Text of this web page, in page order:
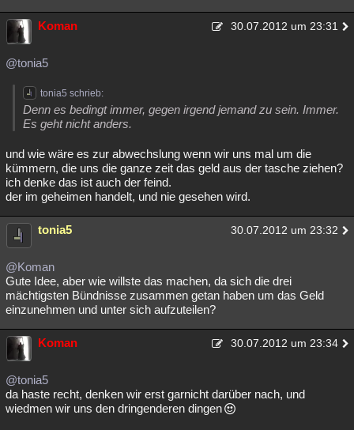
Koman 30.07.2012 um 23:31
@tonia5
tonia5 schrieb:
Denn es bedingt immer, gegen irgend jemand zu sein. Immer.
Es geht nicht anders.
und wie wäre es zur abwechslung wenn wir uns mal um die
kümmern, die uns die ganze zeit das geld aus der tasche ziehen?
ich denke das ist auch der feind.
der im geheimen handelt, und nie gesehen wird.
tonia5 30.07.2012 um 23:32
@Koman
Gute Idee, aber wie willste das machen, da sich die drei
mächtigsten Bündnisse zusammen getan haben um das Geld
einzunehmen und unter sich aufzuteilen?
Koman 30.07.2012 um 23:34
@tonia5
da haste recht, denken wir erst garnicht darüber nach, und
wiedmen wir uns den dringenderen dingen